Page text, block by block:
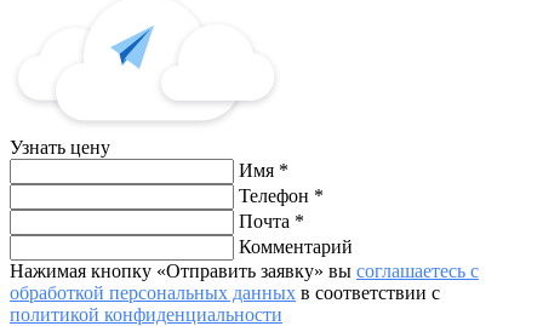
Узнать цену
Имя *
Телефон *
Почта *
Комментарий
Нажимая кнопку «Отправить заявку» вы соглашаетесь с
обработкой персональных данных в соответствии с
политикой конфиденциальности